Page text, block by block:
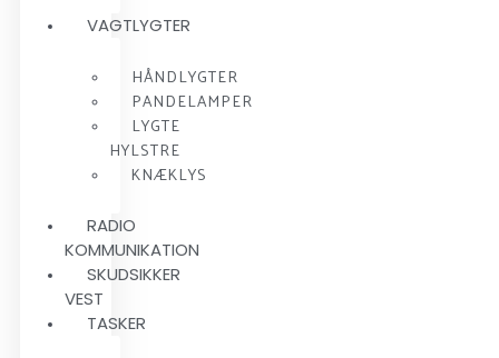
VAGTLYGTER
HÅNDLYGTER
PANDELAMPER
LYGTE
HYLSTRE
KNÆKLYS
RADIO
KOMMUNIKATION
SKUDSIKKER
VEST
TASKER